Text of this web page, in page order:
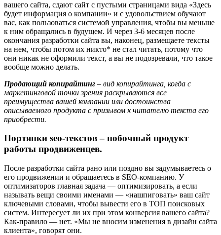
вашего сайта, сдают сайт с пустыми страницами вида «Здесь
будет информация о компании» и с удовольствием обучают
вас, как пользоваться системой управления, чтобы вы меньше
к ним обращались в будущем. И через 3-6 месяцев после
окончания разработки сайта вы, наконец, размещаете тексты
на нем, чтобы потом их никто* не стал читать, потому что
они никак не оформили текст, а вы не подозревали, что такое
вообще можно делать.
Продающий копирайтинг – вид копирайтинга, когда с
маркетинговой точки зрения раскрываются все
преимущества вашей компании или достоинства
описываемого продукта с призывом к читателю текста его
приобрести.
Портянки seo-текстов– побочный продукт
работы продвиженцев.
После разработки сайта рано или поздно вы задумываетесь о
его продвижении и обращаетесь в SEO-компанию. У
оптимизаторов главная задача — оптимизировать, а если
называть вещи своими именами — «нашпиговать» ваш сайт
ключевыми словами, чтобы вывести его в ТОП поисковых
систем. Интересует ли их при этом конверсия вашего сайта?
Как-правило — нет. «Мы не вносим изменения в дизайн сайта
клиента», говорят они.